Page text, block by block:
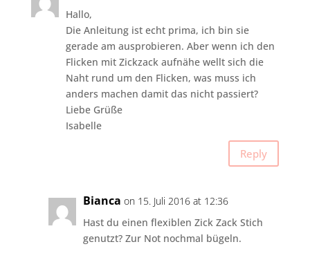
Hallo,
Die Anleitung ist echt prima, ich bin sie
gerade am ausprobieren. Aber wenn ich den
Flicken mit Zickzack aufnähe wellt sich die
Naht rund um den Flicken, was muss ich
anders machen damit das nicht passiert?
Liebe Grüße
Isabelle
Reply
Bianca on 15. Juli 2016 at 12:36
Hast du einen flexiblen Zick Zack Stich
genutzt? Zur Not nochmal bügeln.